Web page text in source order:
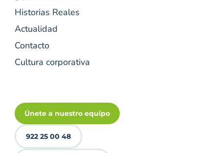
Historias Reales
Actualidad
Contacto
Cultura corporativa
Únete a nuestro equipo
922 25 00 48